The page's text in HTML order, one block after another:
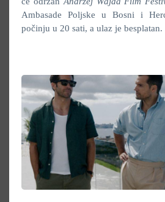
Ambasade Poljske u Bosni i
počinju u 20 sati, a ulaz je besplatan.